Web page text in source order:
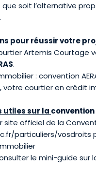
que soit l’alternative
pour réussir votre
Artemis Courtage
.
: convention
votre courtier en crédit
utiles sur la convention
site officiel de la
particuliers/vosdroits
le mini-guide sur